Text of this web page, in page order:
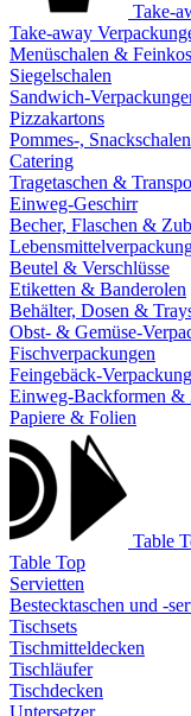
Take-
Take-away
Menüschalen &
Siegelschalen
Sandwich-
Pizzakartons
Pommes-,
Catering
Tragetaschen &
Einweg-Geschirr
Becher, Flaschen &
Beutel & Verschlüsse
Etiketten & Banderolen
Behälter, Dosen &
Obst- & Gemüse-
Fischverpackungen
Feingebäck-
Einweg-Backformen &
Papiere & Folien
Table
Table Top
Servietten
Bestecktaschen und -
Tischsets
Tischmitteldecken
Tischläufer
Tischdecken